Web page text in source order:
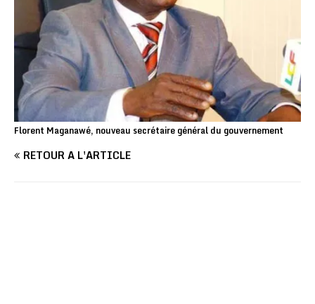
Florent Maganawé, nouveau secrétaire général du gouvernement
RETOUR À L'ARTICLE